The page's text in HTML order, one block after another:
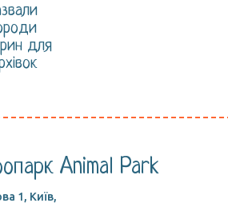
для
Animal Park
1, Київ,